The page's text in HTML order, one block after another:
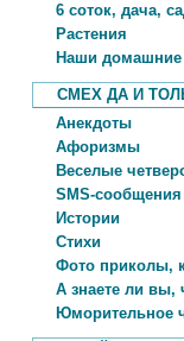
6 соток, дача,
Растения
Наши домашние
СМЕХ ДА И
Анекдоты
Афоризмы
Веселые
SMS-сообщения
Истории
Стихи
Фото приколы,
А знаете ли вы,
Юморительное